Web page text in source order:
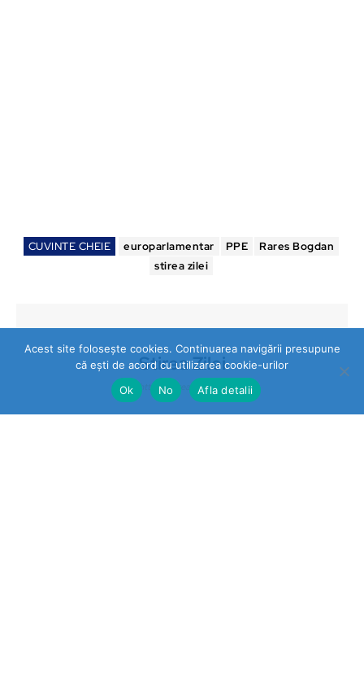
CUVINTE CHEIE europarlamentar PPE
Rares Bogdan
stirea zilei
Stirea Zilei
https://stireazilei.com
Acest site folosește cookies. Continuarea navigării presupune
că ești de acord cu utilizarea cookie-urilor
Ok
No Afla detalii